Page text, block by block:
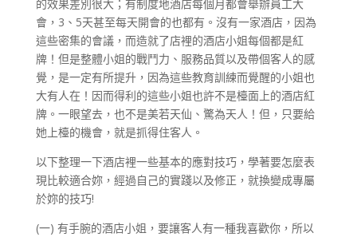
的效果差別很大；有制度地酒店每個月都會舉辦員工大
會，3、5天甚至每天開會的也都有。沒有一家酒店，因為
這些密集的會議，而造就了店裡的酒店小姐每個都是紅
牌！但是整體小姐的戰鬥力、服務品質以及帶個客人的感
覺，是一定有所提升，因為這些教育訓練而覺醒的小姐也
大有人在！因而得利的這些小姐也許不是檯面上的酒店紅
牌。一眼望去，也不是美若天仙、驚為天人！但，只要給
她上檯的機會，就是抓得住客人。
以下整理一下酒店裡一些基本的應對技巧，學著要怎麼表
現比較適合妳，經過自己的實踐以及修正，就換變成專屬
於妳的技巧!
(一) 有手腕的酒店小姐，要讓客人有一種我喜歡你，所以